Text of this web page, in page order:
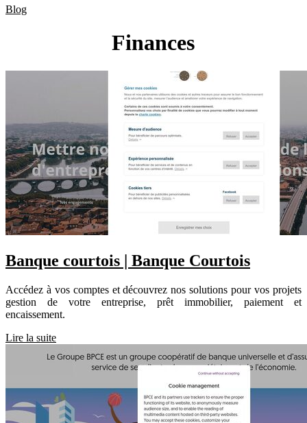
Blog
Finances
Banque courtois | Banque Courtois
Accédez à vos comptes et découvrez nos solutions pour vos projets
gestion de votre entreprise, prêt immobilier, paiement et
encaissement.
Lire la suite